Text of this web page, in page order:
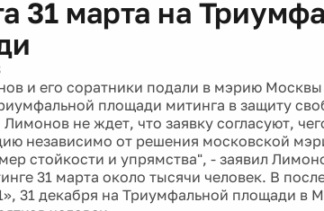
31 марта на
и его соратники подали в мэрию
площади митинга в защиту
не ждет, что заявку согласуют,
независимо от решения московской
стойкости и упрямства", - заявил
31 марта около тысячи человек. В
31 декабря на Триумфальной площади в